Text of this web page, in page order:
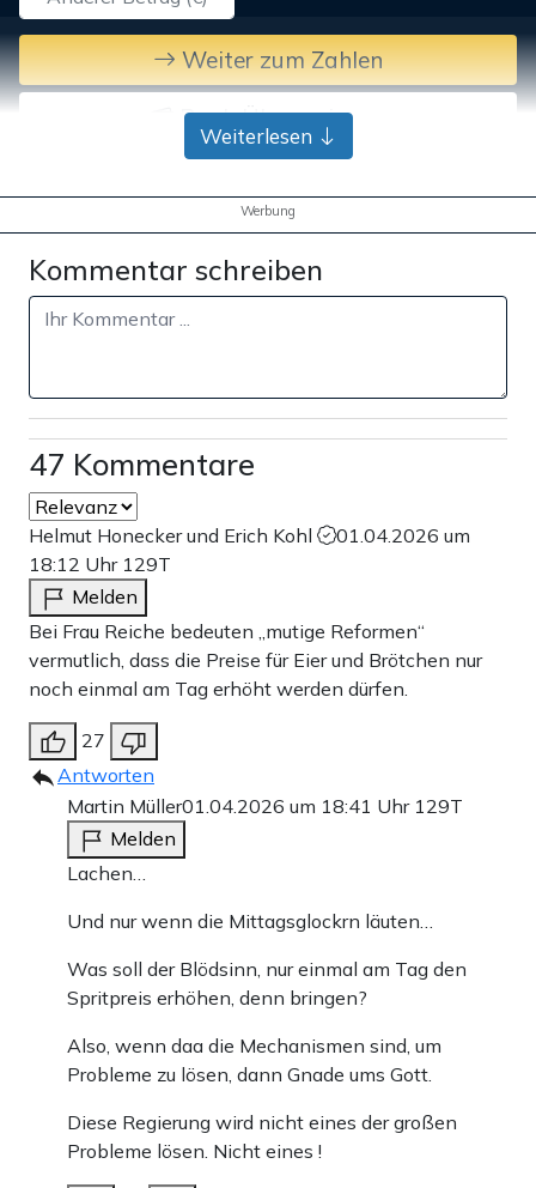
Weiter zum Zahlen
Bank-Überweisung
Weiterlesen
Werbung
Kommentar schreiben
47 Kommentare
Helmut Honecker und Erich Kohl
01.04.2026 um
18:12 Uhr 129T
Melden
Bei Frau Reiche bedeuten „mutige Reformen“
vermutlich, dass die Preise für Eier und Brötchen nur
noch einmal am Tag erhöht werden dürfen.
27
Antworten
Martin Müller01.04.2026 um 18:41 Uhr 129T
Melden
Lachen…
Und nur wenn die Mittagsglockrn läuten…
Was soll der Blödsinn, nur einmal am Tag den
Spritpreis erhöhen, denn bringen?
Also, wenn daa die Mechanismen sind, um
Probleme zu lösen, dann Gnade ums Gott.
Diese Regierung wird nicht eines der großen
Probleme lösen. Nicht eines !